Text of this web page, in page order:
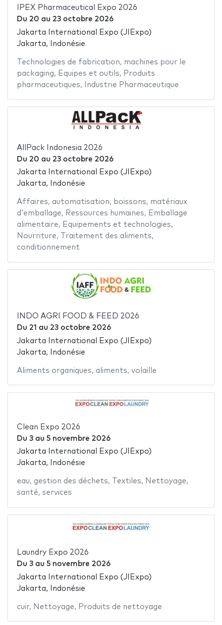
IPEX Pharmaceutical Expo 2026
Du 20 au 23 octobre 2026
Jakarta International Expo (JIExpo)
Jakarta, Indonésie
Technologies de fabrication, machines pour le
packaging, Equipes et outils, Produits
pharmaceutiques, Industrie Pharmaceutique
AllPack Indonesia 2026
Du 20 au 23 octobre 2026
Jakarta International Expo (JIExpo)
Jakarta, Indonésie
Affaires, automatisation, boissons, matériaux
d'emballage, Ressources humaines, Emballage
alimentaire, Equipements et technologies,
Nourriture, Traitement des aliments,
conditionnement
INDO AGRI FOOD & FEED 2026
Du 21 au 23 octobre 2026
Jakarta International Expo (JIExpo)
Jakarta, Indonésie
Aliments organiques, aliments, volaille
Clean Expo 2026
Du 3au 5 novembre 2026
Jakarta International Expo (JIExpo)
Jakarta, Indonésie
eau, gestion des déchets, Textiles, Nettoyage,
santé, services
Laundry Expo 2026
Du 3au 5 novembre 2026
Jakarta International Expo (JIExpo)
Jakarta, Indonésie
cuir, Nettoyage, Produits de nettoyage